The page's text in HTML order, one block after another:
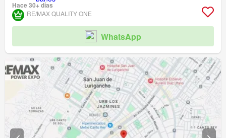
Hace 30+ días
RE/MAX QUALITY ONE
WhatsApp